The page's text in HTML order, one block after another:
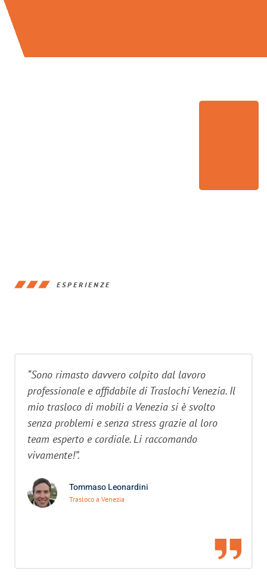
ESPERIENZE
“Sono rimasto davvero colpito dal lavoro
professionale e affidabile di Traslochi Venezia. Il
mio trasloco di mobili a Venezia si è svolto
senza problemi e senza stress grazie al loro
team esperto e cordiale. Li raccomando
vivamente!”.
Tommaso Leonardini
Trasloco a Venezia